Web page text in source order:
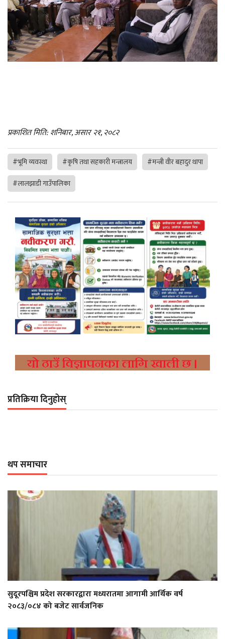
प्रकाशित मिति: शनिबार, असार २१, २०८२
#भूमि व्यवस्था #कृषि तथा सहकारी मन्त्रालय
#मन्त्री वीर बहादुर थापा
#लालझाडी गाउँपालिका
प्रतिक्रिया दिनुहोस्
थप समाचार
सुदूरपश्चिम प्रदेश सरकारद्वारा मध्यरातमा आगामी आर्थिक वर्ष
२०८३/०८४ को बजेट सार्वजनिक